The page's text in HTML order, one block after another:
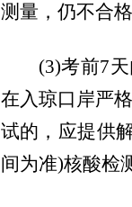
测量，仍不合
(3)考前7
在入琼口岸严
试的，应提供
间为准)核酸检